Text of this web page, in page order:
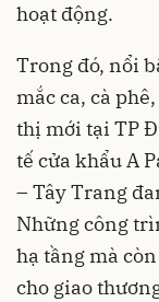
hoạt động.
Trong đó, nổi
mắc ca, cà
thị mới tại TP
tế cửa khẩu A
– Tây Trang
Những công
hạ tầng mà
cho giao